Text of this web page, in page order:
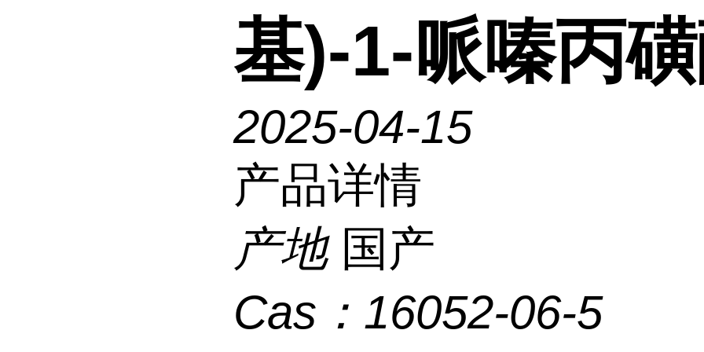
基)-1-哌嗪丙
2025-04-15
产品详情
产地 国产
Cas： 16052-06-5